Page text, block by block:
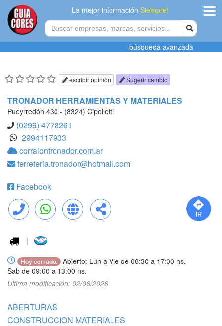
La mejor informaciónSiempre!
Agregar
Contactenos
búsqueda avanzada
escribir opinión Sugerir cambio
TRONADOR HERRAMIENTAS Y MATERIALES
Pueyrredón 430 - (8324) Cipolletti
(0299) 4778261
2994117933
corralontronador.com.ar
ferreteria.tronador@hotmail.com
Facebook
Llamar WhatsApp Web Compartir
|
Hoy cerrado.
Abierto: Lun a Vie de 08:30 a 17:00 hs.
Sab de 09:00 a 13:00 hs.
Ultima modificación: 02/06/2026
ABERTURAS
CONSTRUCCION MATERIALES